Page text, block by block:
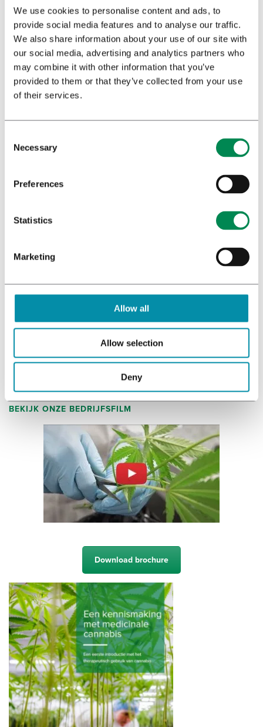
We use cookies to personalise content and ads, to
provide social media features and to analyse our traffic.
We also share information about your use of our site with
our social media, advertising and analytics partners who
may combine it with other information that you’ve
provided to them or that they’ve collected from your use
of their services.
Necessary
Preferences
Statistics
Marketing
Allow all
Allow selection
Deny
Marketing Communications
Onze methode
Team Bedrocan
BEKIJK ONZE BEDRIJFSFILM
Download brochure